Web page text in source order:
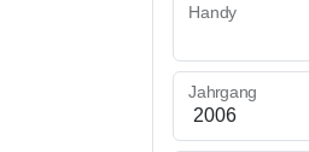
Handy
Jahrgang